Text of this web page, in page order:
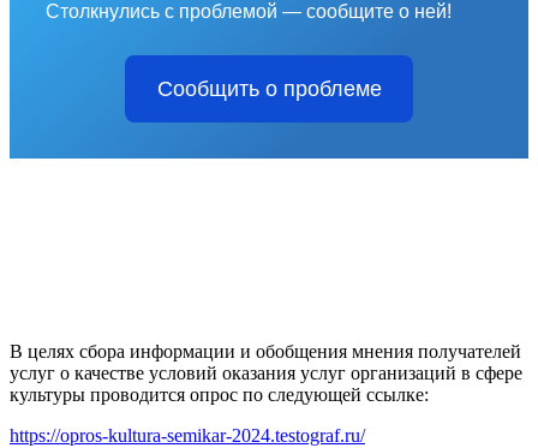
Столкнулись с проблемой — сообщите о ней!
Сообщить о проблеме
В целях сбора информации и обобщения мнения получателей
услуг о качестве условий оказания услуг организаций в сфере
культуры проводится опрос по следующей ссылке:
https://opros-kultura-semikar-2024.testograf.ru/